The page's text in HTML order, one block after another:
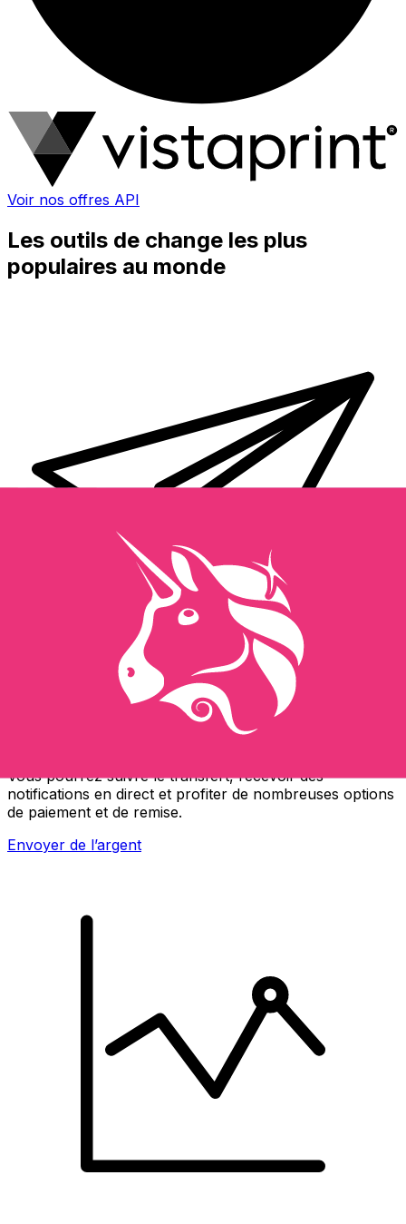
Voir nos offres API
Les outils de change les plus
populaires au monde
Transferts d'argent internationaux avec Xe
Vous pourrez suivre le transfert, recevoir des
notifications en direct et profiter de nombreuses options
de paiement et de remise.
Envoyer de l’argent